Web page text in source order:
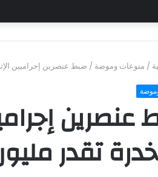
/ منوعات وموضة / ضبط عنصرين إجراميين
عنصرين
تقدر